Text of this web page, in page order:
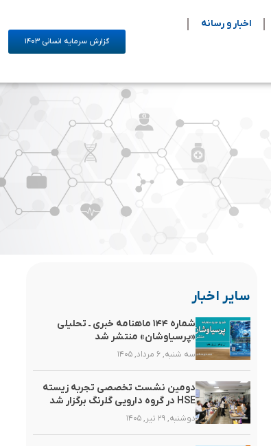
اخبار و رسانه
گزارش سرمایه انسانی ۱۴۰۳
سایر اخبار
شماره ۱۴۴ ماهنامه خبری ـ تحلیلی
«پرسیاوشان» منتشر شد
سه شنبه, ۶ مرداد, ۱۴۰۵
دومین نشست تخصصی تجربه زیسته
HSE در گروه دارویی گلرنگ برگزار شد
دوشنبه, ۲۹ تیر, ۱۴۰۵